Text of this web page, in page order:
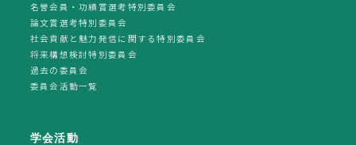
名誉会員・功績賞選考特別委員会
論文賞選考特別委員会
社会貢献と魅力発信に関する特別委員会
将来構想検討特別委員会
過去の委員会
委員会活動一覧
学会活動